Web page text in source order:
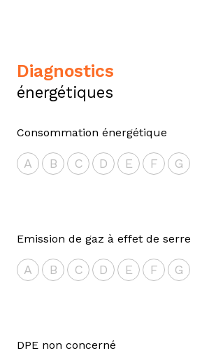
diagnostics
énergétiques
Consommation énergétique
A B C D E F G
Emission de gaz à effet de serre
A B C D E F G
DPE non concerné